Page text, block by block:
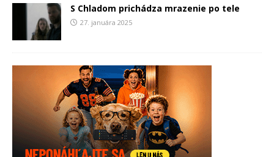
S Chladom prichádza mrazenie po tele
27. januára 2025